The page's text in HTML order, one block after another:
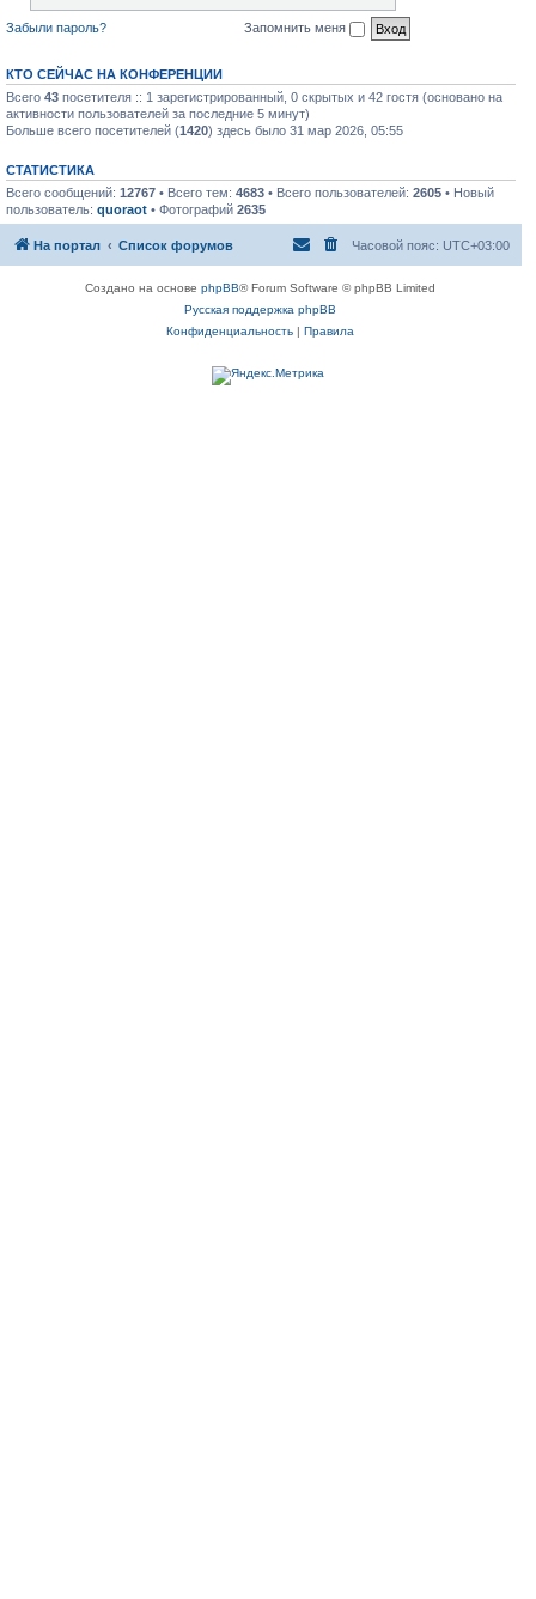
Забыли пароль? Запомнить меня
КТО СЕЙЧАС НА КОНФЕРЕНЦИИ
Всего 43 посетителя :: 1 зарегистрированный, 0 скрытых и 42 гостя (основано на
активности пользователей за последние 5 минут)
Больше всего посетителей (1420) здесь было 31 мар 2026, 05:55
СТАТИСТИКА
Всего сообщений: 12767 • Всего тем: 4683 • Всего пользователей: 2605 • Новый
пользователь: quoraot • Фотографий 2635
На портал Список форумов Часовой пояс: UTC+03:00
Создано на основеphpBB® Forum Software © phpBB Limited
Русская поддержка phpBB
Конфиденциальность
Правила